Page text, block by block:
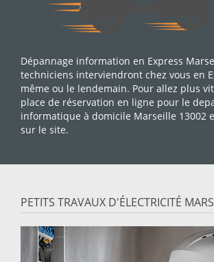
Dépannage information en Express
techniciens interviendront chez vous en
même ou le lendemain. Pour allez plus
place de réservation en ligne pour le
informatique à domicile Marseille 13002
sur le site.
PETITS TRAVAUX D'ÉLECTRICITÉ